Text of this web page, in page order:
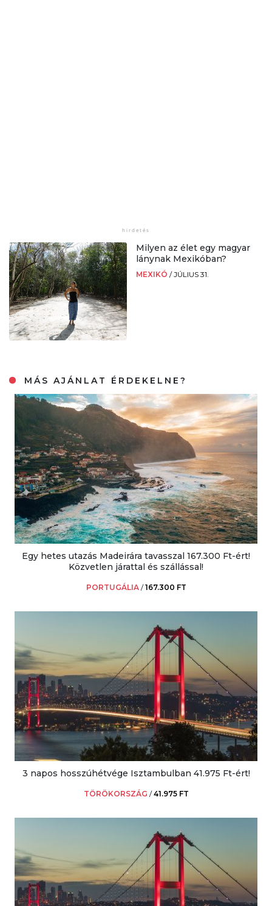
Milyen az élet egy magyar
lánynak Mexikóban?
MEXIKÓ /JÚLIUS 31.
MÁS AJÁNLAT ÉRDEKELNE?
Egy hetes utazás Madeirára tavasszal 167.300 Ft-ért!
Közvetlen járattal és szállással!
PORTUGÁLIA /167.300 FT
3 napos hosszúhétvége Isztambulban 41.975 Ft-ért!
TÖRÖKORSZÁG /41.975 FT